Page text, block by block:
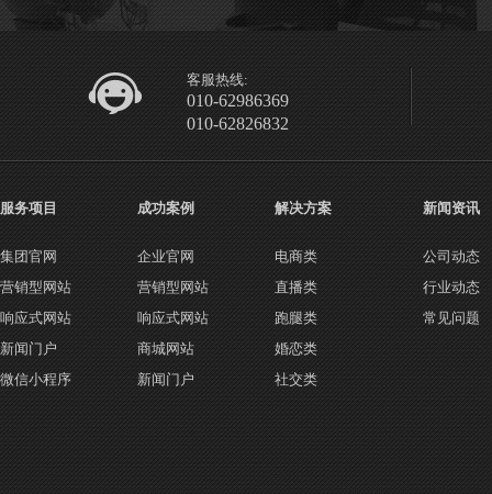
客服热线:
010-62986369
010-62826832
服务项目
集团官网
营销型网站
响应式网站
新闻门户
微信小程序
成功案例
企业官网
营销型网站
响应式网站
商城网站
新闻门户
解决方案
电商类
直播类
跑腿类
婚恋类
社交类
新闻资讯
公司动态
行业动态
常见问题